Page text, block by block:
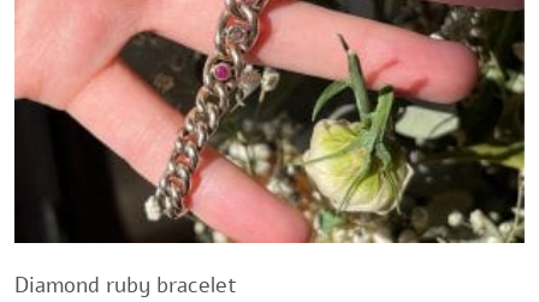
Diamond ruby ​​bracelet